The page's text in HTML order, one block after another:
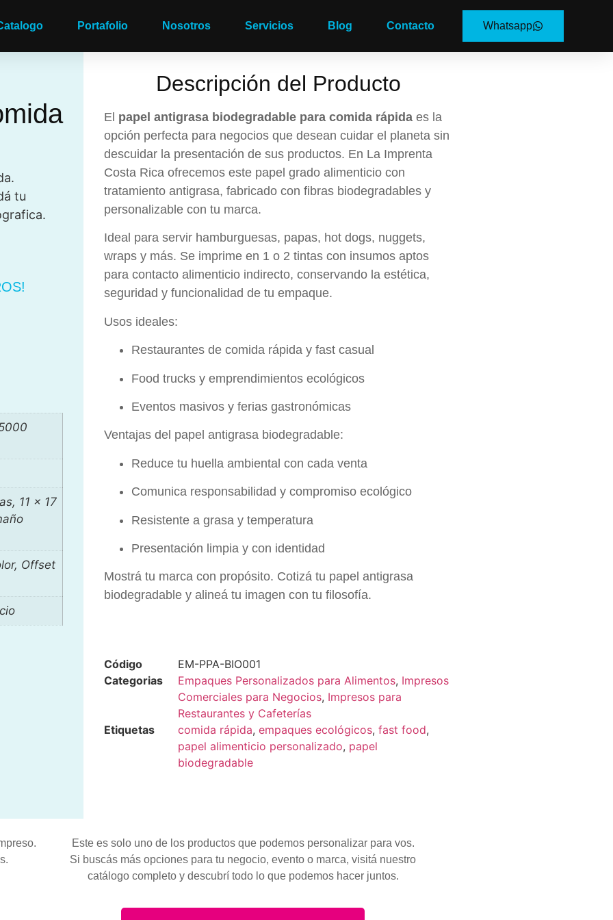
Portafolio Nosotros Servicios Blog Contacto Whatsapp
tu
11 x 17
Offset
Descripción del Producto
El papel antigrasa biodegradable para comida rápida es la
opción perfecta para negocios que desean cuidar el planeta sin
descuidar la presentación de sus productos. En La Imprenta
Costa Rica ofrecemos este papel grado alimenticio con
tratamiento antigrasa, fabricado con fibras biodegradables y
personalizable con tu marca.
Ideal para servir hamburguesas, papas, hot dogs, nuggets,
wraps y más. Se imprime en 1 o 2 tintas con insumos aptos
para contacto alimenticio indirecto, conservando la estética,
seguridad y funcionalidad de tu empaque.
Usos ideales:
Restaurantes de comida rápida y fast casual
Food trucks y emprendimientos ecológicos
Eventos masivos y ferias gastronómicas
Ventajas del papel antigrasa biodegradable:
Reduce tu huella ambiental con cada venta
Comunica responsabilidad y compromiso ecológico
Resistente a grasa y temperatura
Presentación limpia y con identidad
Mostrá tu marca con propósito. Cotizá tu papel antigrasa
biodegradable y alineá tu imagen con tu filosofía.
Código
EM-PPA-BIO001
Categorias
Empaques Personalizados para Alimentos, Impresos
Comerciales para Negocios, Impresos para
Restaurantes y Cafeterías
Etiquetas
comida rápida, empaques ecológicos, fast food,
papel alimenticio personalizado, papel
biodegradable
Este es solo uno de los productos que podemos personalizar para vos.
Si buscás más opciones para tu negocio, evento o marca, visitá nuestro
catálogo completo y descubrí todo lo que podemos hacer juntos.